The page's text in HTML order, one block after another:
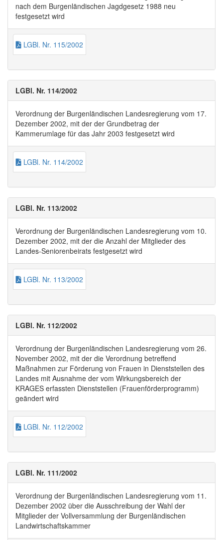
nach dem Burgenländischen Jagdgesetz 1988 neu
festgesetzt wird
LGBl. Nr. 115/2002
LGBl. Nr. 114/2002
Verordnung der Burgenländischen Landesregierung vom 17.
Dezember 2002, mit der der Grundbetrag der
Kammerumlage für das Jahr 2003 festgesetzt wird
LGBl. Nr. 114/2002
LGBl. Nr. 113/2002
Verordnung der Burgenländischen Landesregierung vom 10.
Dezember 2002, mit der die Anzahl der Mitglieder des
Landes-Seniorenbeirats festgesetzt wird
LGBl. Nr. 113/2002
LGBl. Nr. 112/2002
Verordnung der Burgenländischen Landesregierung vom 26.
November 2002, mit der die Verordnung betreffend
Maßnahmen zur Förderung von Frauen in Dienststellen des
Landes mit Ausnahme der vom Wirkungsbereich der
KRAGES erfassten Dienststellen (Frauenförderprogramm)
geändert wird
LGBl. Nr. 112/2002
LGBl. Nr. 111/2002
Verordnung der Burgenländischen Landesregierung vom 11.
Dezember 2002 über die Ausschreibung der Wahl der
Mitglieder der Vollversammlung der Burgenländischen
Landwirtschaftskammer